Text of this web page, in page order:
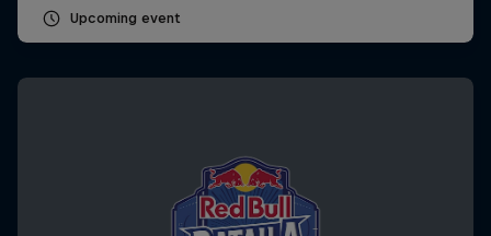
Upcoming event